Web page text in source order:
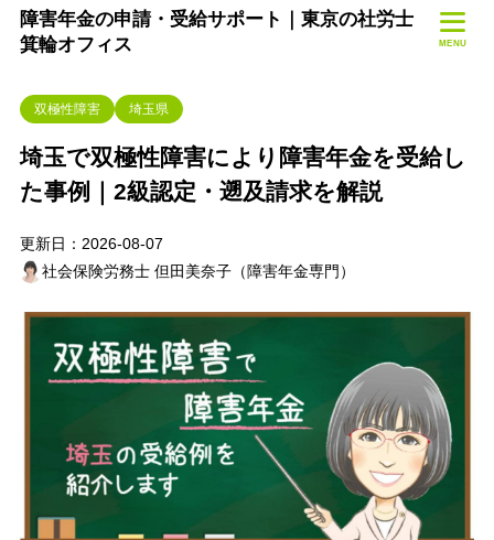
障害年金の申請・受給サポート｜東京の社労士
箕輪オフィス
MENU
双極性障害 埼玉県
埼玉で双極性障害により障害年金を受給し
た事例｜2級認定・遡及請求を解説
更新日：2026-08-07
社会保険労務士 但田美奈子（障害年金専門）